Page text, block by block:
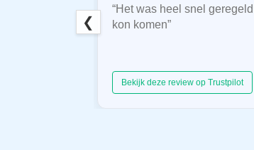
“Het was heel snel
kon komen”
Bekijk deze review op Trustpilot
❮